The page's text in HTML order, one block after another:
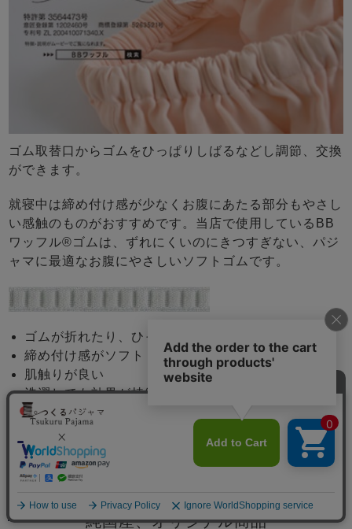
メニュー
ゴム取替口からゴムをひっぱりしばるなどし調節、交換
ができます。
就寝中は締め付け感が少なくお腹にあたる部分もやさし
い感触のものがおすすめです。当店で使用しているBB
ワッフル®ゴムは、ずれにくいのにきつすぎない、パジ
ャマに最適なお腹にやさしいソフトゴムです。
ゴムが折れたり、ひっくり返りにくい
締め付け感がソフト
肌触りが良い
洗濯しても効果が持続
安心の日本製
純国産、オリジナル商品